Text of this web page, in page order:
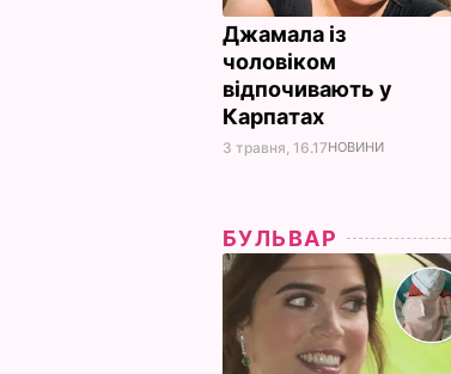
Джамала із
чоловіком
відпочивають у
Карпатах
3 травня, 16.17НОВИНИ
БУЛЬВАР